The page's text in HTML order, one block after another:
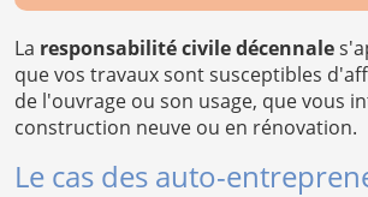
La responsabilité civile décennale
que vos travaux sont susceptibles
de l'ouvrage ou son usage, que vous
construction neuve ou en rénovation.
Le cas des auto-